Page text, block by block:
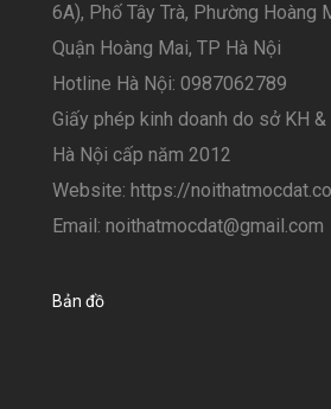
6A), Phố Tây Trà, Phường Hoàng
Quận Hoàng Mai, TP Hà Nội
Hotline Hà Nội: 0987062789
Giấy phép kinh doanh do sở KH
Hà Nội cấp năm 2012
Website: https://
Email: noithatmocdat@gmail.com
Bản đồ